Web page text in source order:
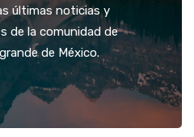
últimas noticias y
de la comunidad de
de México.